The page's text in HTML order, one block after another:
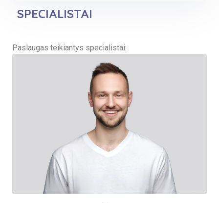
SPECIALISTAI
Paslaugas teikiantys specialistai: